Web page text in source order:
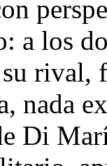
a los
rival,
nada
Di